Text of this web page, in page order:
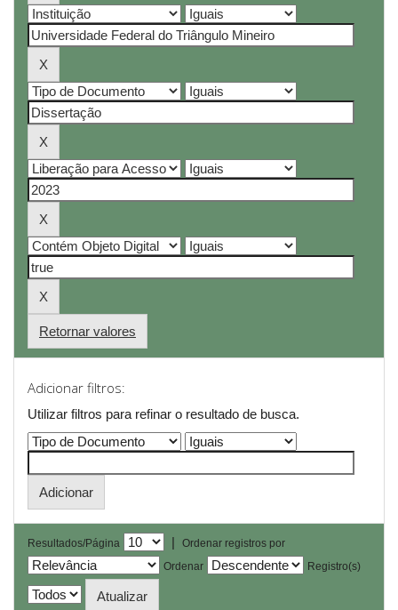
Retornar valores
Adicionar filtros:
Utilizar filtros para refinar o resultado de busca.
Resultados/Página |
Ordenar registros por
Ordenar
Registro(s)